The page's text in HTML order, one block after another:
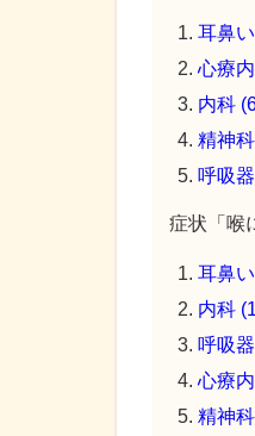
耳鼻
心療
内科
精神
呼吸
症状「喉
耳鼻
内科
呼吸
心療
精神